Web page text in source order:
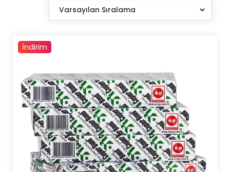
İndirim